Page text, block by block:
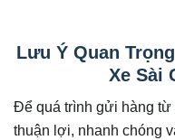
Lưu Ý Quan
Xe Sài
Để quá trình gửi hàng từ
thuận lợi, nhanh chóng